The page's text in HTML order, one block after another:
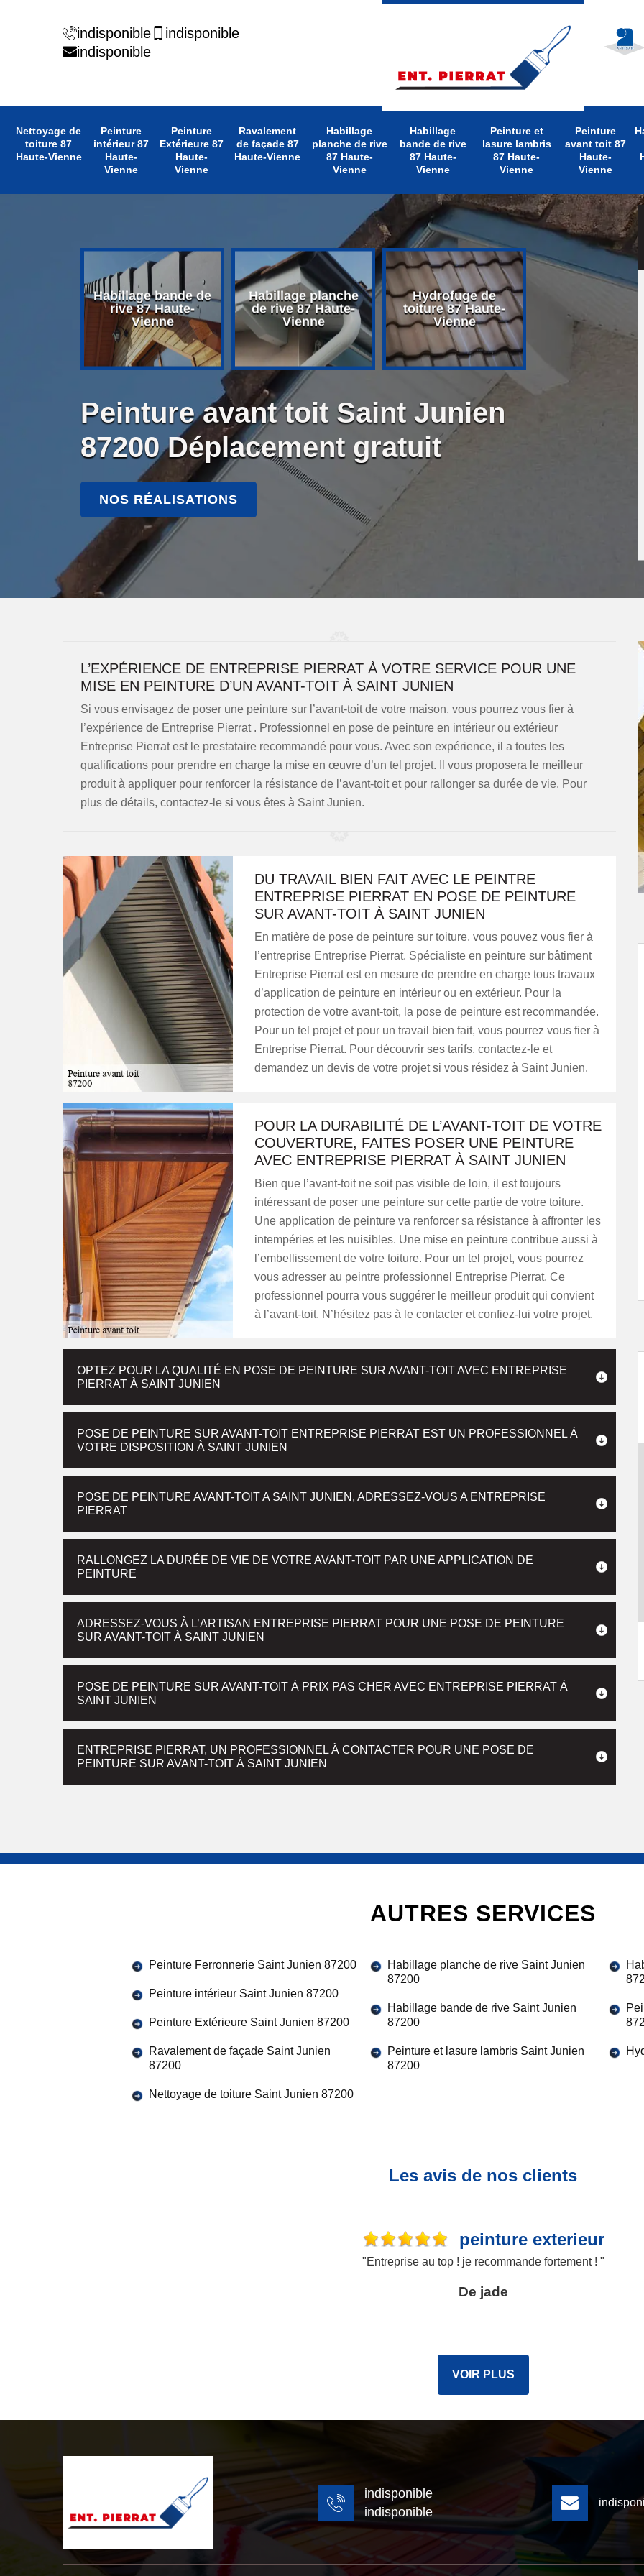
indisponible
indisponible
indisponible
Nettoyage de
toiture 87
Haute-Vienne
Peinture
intérieur 87
Haute-
Vienne
Peinture
Extérieure 87
Haute-
Vienne
Ravalement
de façade 87
Haute-Vienne
Habillage
planche de rive
87 Haute-
Vienne
Habillage
bande de rive
87 Haute-
Vienne
Peinture et
lasure lambris
87 Haute-
Vienne
Peinture
avant toit 87
Haute-
Vienne
Habillage bande de
rive 87 Haute-
Vienne
Habillage planche
de rive 87 Haute-
Vienne
Hydrofuge de
toiture 87 Haute-
Vienne
Nettoyage de
toiture 87
Vienne
Peinture avant toit Saint Junien
87200 Déplacement gratuit
NOS RÉALISATIONS
L’EXPÉRIENCE DE ENTREPRISE PIERRAT À VOTRE SERVICE POUR UNE
MISE EN PEINTURE D’UN AVANT-TOIT À SAINT JUNIEN
Si vous envisagez de poser une peinture sur l’avant-toit de votre maison, vous pourrez vous fier à
l’expérience de Entreprise Pierrat . Professionnel en pose de peinture en intérieur ou extérieur
Entreprise Pierrat est le prestataire recommandé pour vous. Avec son expérience, il a toutes les
qualifications pour prendre en charge la mise en œuvre d’un tel projet. Il vous proposera le meilleur
produit à appliquer pour renforcer la résistance de l’avant-toit et pour rallonger sa durée de vie. Pour
plus de détails, contactez-le si vous êtes à Saint Junien.
DU TRAVAIL BIEN FAIT AVEC LE PEINTRE
ENTREPRISE PIERRAT EN POSE DE PEINTURE
SUR AVANT-TOIT À SAINT JUNIEN
En matière de pose de peinture sur toiture, vous pouvez vous fier à
l’entreprise Entreprise Pierrat. Spécialiste en peinture sur bâtiment
Entreprise Pierrat est en mesure de prendre en charge tous travaux
d’application de peinture en intérieur ou en extérieur. Pour la
protection de votre avant-toit, la pose de peinture est recommandée.
Pour un tel projet et pour un travail bien fait, vous pourrez vous fier à
Entreprise Pierrat. Pour découvrir ses tarifs, contactez-le et
demandez un devis de votre projet si vous résidez à Saint Junien.
POUR LA DURABILITÉ DE L’AVANT-TOIT DE VOTRE
COUVERTURE, FAITES POSER UNE PEINTURE
AVEC ENTREPRISE PIERRAT À SAINT JUNIEN
Bien que l’avant-toit ne soit pas visible de loin, il est toujours
intéressant de poser une peinture sur cette partie de votre toiture.
Une application de peinture va renforcer sa résistance à affronter les
intempéries et les nuisibles. Une mise en peinture contribue aussi à
l’embellissement de votre toiture. Pour un tel projet, vous pourrez
vous adresser au peintre professionnel Entreprise Pierrat. Ce
professionnel pourra vous suggérer le meilleur produit qui convient
à l’avant-toit. N’hésitez pas à le contacter et confiez-lui votre projet.
OPTEZ POUR LA QUALITÉ EN POSE DE PEINTURE SUR AVANT-TOIT AVEC ENTREPRISE
PIERRAT À SAINT JUNIEN
POSE DE PEINTURE SUR AVANT-TOIT ENTREPRISE PIERRAT EST UN PROFESSIONNEL À
VOTRE DISPOSITION À SAINT JUNIEN
POSE DE PEINTURE AVANT-TOIT A SAINT JUNIEN, ADRESSEZ-VOUS A ENTREPRISE
PIERRAT
RALLONGEZ LA DURÉE DE VIE DE VOTRE AVANT-TOIT PAR UNE APPLICATION DE
PEINTURE
ADRESSEZ-VOUS À L’ARTISAN ENTREPRISE PIERRAT POUR UNE POSE DE PEINTURE
SUR AVANT-TOIT À SAINT JUNIEN
POSE DE PEINTURE SUR AVANT-TOIT À PRIX PAS CHER AVEC ENTREPRISE PIERRAT À
SAINT JUNIEN
ENTREPRISE PIERRAT, UN PROFESSIONNEL À CONTACTER POUR UNE POSE DE
PEINTURE SUR AVANT-TOIT À SAINT JUNIEN
AUTRES SERVICES
Peinture Ferronnerie Saint Junien 87200
Peinture intérieur Saint Junien 87200
Peinture Extérieure Saint Junien 87200
Ravalement de façade Saint Junien
87200
Nettoyage de toiture Saint Junien 87200
Habillage planche de rive Saint Junien
87200
Habillage bande de rive Saint Junien
87200
Peinture et lasure lambris Saint Junien
87200
Les avis de nos clients
peinture exterieur
"Entreprise au top ! je recommande fortement ! "
De jade
VOIR PLUS
indisponible
indisponible